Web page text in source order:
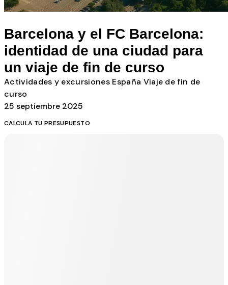
Barcelona y el FC Barcelona:
identidad de una ciudad para
un viaje de fin de curso
Actividades y excursiones España Viaje de fin de
curso
25 septiembre 2025
CALCULA TU PRESUPUESTO